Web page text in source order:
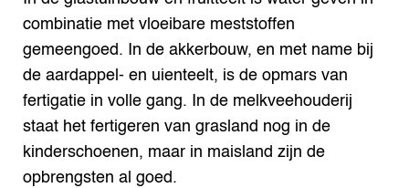
Search the Knowledge base
combinatie met vloeibare meststoffen
gemeengoed. In de akkerbouw, en met name bij
de aardappel- en uienteelt, is de opmars van
fertigatie in volle gang. In de melkveehouderij
staat het fertigeren van grasland nog in de
kinderschoenen, maar in maisland zijn de
opbrengsten al goed.